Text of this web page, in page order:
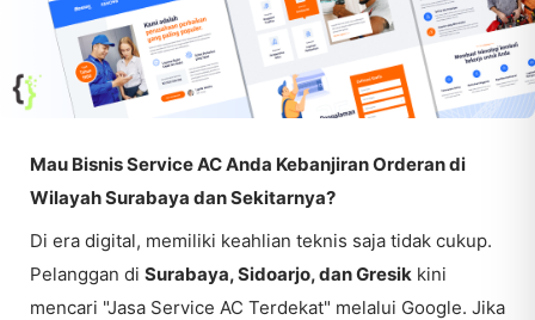
Mau Bisnis Service AC Anda Kebanjiran Orderan di
Wilayah Surabaya dan Sekitarnya?
Di era digital, memiliki keahlian teknis saja tidak cukup.
Pelanggan di Surabaya, Sidoarjo, dan Gresik kini
mencari "Jasa Service AC Terdekat" melalui Google. Jika